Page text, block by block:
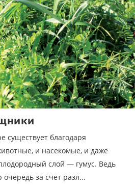
существует благодаря
и насекомые, и даже
слой — гумус. Ведь
за счет разл...